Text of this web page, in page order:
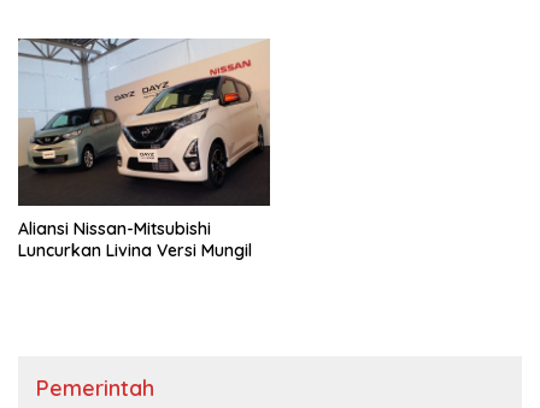
Aliansi Nissan-Mitsubishi
Luncurkan Livina Versi Mungil
Pemerintah